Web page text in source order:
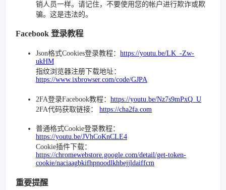
销人员一样。请记住，不要使用您的帐户进行欺诈或欺
骗。这是违法的。
Facebook 登录教程
Json格式Cookies登录教程： https://youtu.be/LK_-Zw-
ukHM
指纹浏览器注册下载地址：
https://www.ixbrowser.com/code/GJPA
2FA登录Facebook教程： https://youtu.be/Nz7s9mPxQ_U
2FA代码获取链接： https://cha2fa.com
普通格式Cookie登录教程：
https://youtu.be/JVhCoKnCLE4
Cookie插件下载：
https://chromewebstore.google.com/detail/get-token-
cookie/naciaagbkifhpnoodlkhbejjldaiffcm
重要提醒